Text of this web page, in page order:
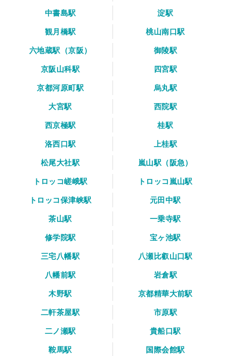
中書島駅
淀駅
観月橋駅
桃山南口駅
六地蔵駅（京阪）
御陵駅
京阪山科駅
四宮駅
京都河原町駅
烏丸駅
大宮駅
西院駅
西京極駅
桂駅
洛西口駅
上桂駅
松尾大社駅
嵐山駅（阪急）
トロッコ嵯峨駅
トロッコ嵐山駅
トロッコ保津峡駅
元田中駅
茶山駅
一乗寺駅
修学院駅
宝ヶ池駅
三宅八幡駅
八瀬比叡山口駅
八幡前駅
岩倉駅
木野駅
京都精華大前駅
二軒茶屋駅
市原駅
二ノ瀬駅
貴船口駅
鞍馬駅
国際会館駅